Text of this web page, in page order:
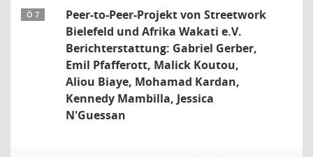
Ö 7
Peer-to-Peer-Projekt von Streetwork
Bielefeld und Afrika Wakati e.V.
Berichterstattung: Gabriel Gerber,
Emil Pfafferott, Malick Koutou,
Aliou Biaye, Mohamad Kardan,
Kennedy Mambilla, Jessica
N'Guessan